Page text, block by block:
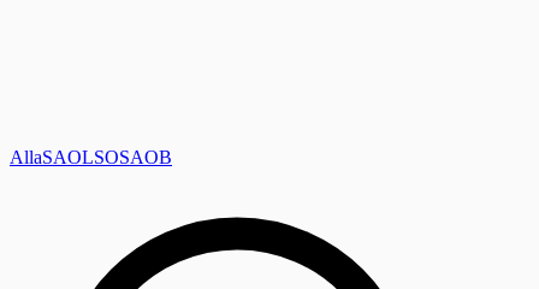
AllaSAOLSOSAOB